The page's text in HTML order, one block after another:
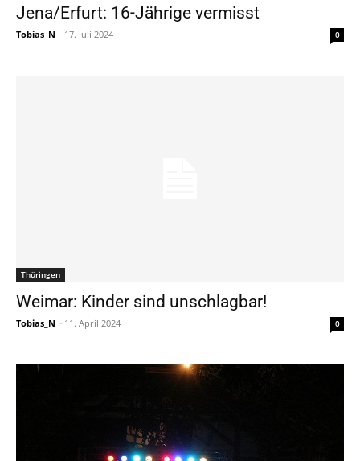
Jena/Erfurt: 16-Jährige vermisst
Tobias_N - 17. Juli 2024 0
Thüringen
Weimar: Kinder sind unschlagbar!
Tobias_N - 11. April 2024 0